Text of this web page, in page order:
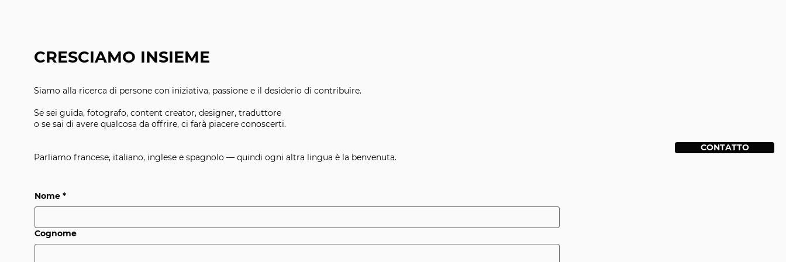
CONTATTO
CRESCIAMO INSIEME
Siamo alla ricerca di persone con iniziativa, passione e il desiderio di contribuire.
Se sei guida, fotografo, content creator, designer, traduttore
o se sai di avere qualcosa da offrire, ci farà piacere conoscerti.
Parliamo francese, italiano, inglese e spagnolo — quindi ogni altra lingua è la benvenuta.
Nome *
Cognome